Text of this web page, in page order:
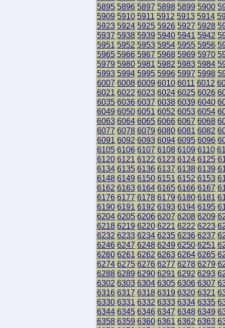
5895 5896 5897 5898 5899 5900
5909 5910 5911 5912 5913 5914
5923 5924 5925 5926 5927 5928
5937 5938 5939 5940 5941 5942
5951 5952 5953 5954 5955 5956
5965 5966 5967 5968 5969 5970
5979 5980 5981 5982 5983 5984
5993 5994 5995 5996 5997 5998
6007 6008 6009 6010 6011 6012
6021 6022 6023 6024 6025 6026
6035 6036 6037 6038 6039 6040
6049 6050 6051 6052 6053 6054
6063 6064 6065 6066 6067 6068
6077 6078 6079 6080 6081 6082
6091 6092 6093 6094 6095 6096
6105 6106 6107 6108 6109 6110
6120 6121 6122 6123 6124 6125
6134 6135 6136 6137 6138 6139
6148 6149 6150 6151 6152 6153
6162 6163 6164 6165 6166 6167
6176 6177 6178 6179 6180 6181
6190 6191 6192 6193 6194 6195
6204 6205 6206 6207 6208 6209
6218 6219 6220 6221 6222 6223
6232 6233 6234 6235 6236 6237
6246 6247 6248 6249 6250 6251
6260 6261 6262 6263 6264 6265
6274 6275 6276 6277 6278 6279
6288 6289 6290 6291 6292 6293
6302 6303 6304 6305 6306 6307
6316 6317 6318 6319 6320 6321
6330 6331 6332 6333 6334 6335
6344 6345 6346 6347 6348 6349
6358 6359 6360 6361 6362 6363